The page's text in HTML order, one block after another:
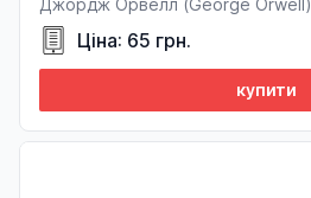
Джордж Орвелл (George Orwell)
Ціна: 65 грн.
купити